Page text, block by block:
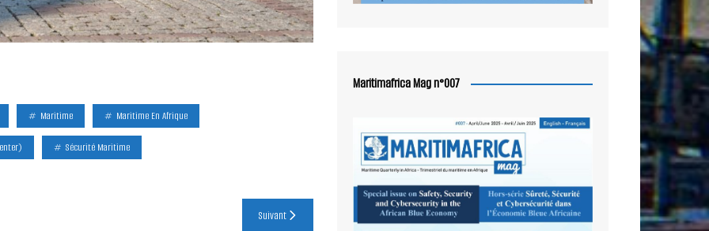
Maritime Maritime En Afrique
Sécurité Maritime
Suivant
Maritimafrica Mag n°007